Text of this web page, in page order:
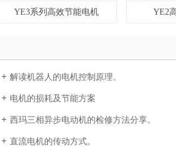
YE3系列高效节能电机 YE2
解读机器人的电机控制原理。
电机的损耗及节能方案
西玛三相异步电动机的检修方法分享。
直流电机的传动方式。